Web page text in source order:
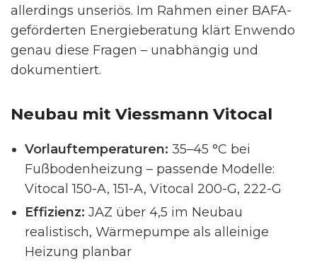
allerdings unseriös. Im Rahmen einer BAFA-
geförderten Energieberatung klärt Enwendo
genau diese Fragen – unabhängig und
dokumentiert.
Neubau mit Viessmann Vitocal
Vorlauftemperaturen: 35–45 °C bei
Fußbodenheizung – passende Modelle:
Vitocal 150-A, 151-A, Vitocal 200-G, 222-G
Effizienz: JAZ über 4,5 im Neubau
realistisch, Wärmepumpe als alleinige
Heizung planbar